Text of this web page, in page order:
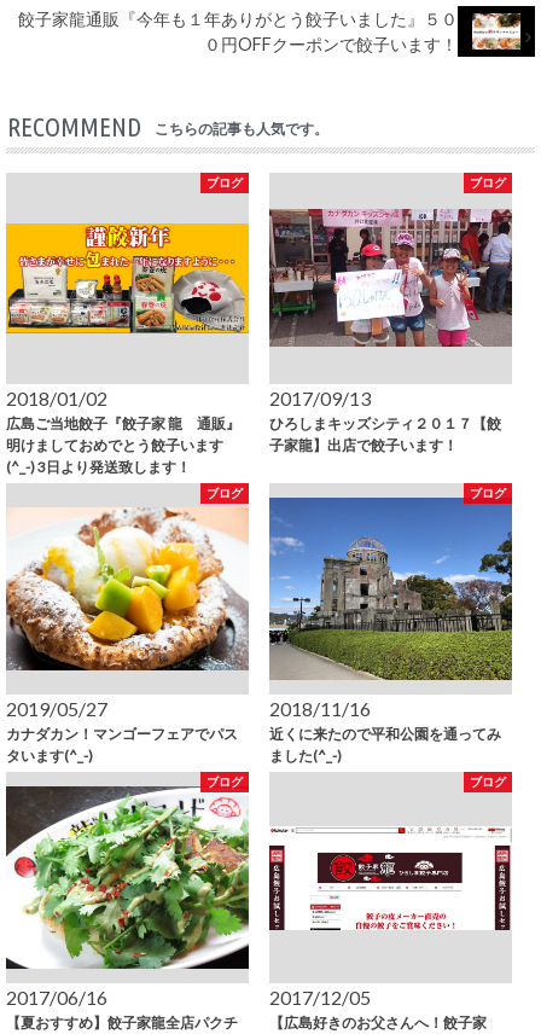
餃子家龍通販『今年も１年ありがとう餃子いました』５０
０円OFFクーポンで餃子います！
RECOMMEND こちらの記事も人気です。
ブログ
2018/01/02
広島ご当地餃子『餃子家 龍 通販』
明けましておめでとう餃子います
(^_-) 3日より発送致します！
ブログ
2017/09/13
ひろしまキッズシティ２０１７【餃
子家龍】出店で餃子います！
ブログ
2019/05/27
カナダカン！マンゴーフェアでパス
タいます(^_-)
ブログ
2018/11/16
近くに来たので平和公園を通ってみ
ました(^_-)
ブログ
2017/06/16
【夏おすすめ】餃子家龍全店パクチ
ブログ
2017/12/05
【広島好きのお父さんへ！餃子家